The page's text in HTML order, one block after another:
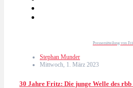
Pressemitteilung von
Stephan Munder
Mittwoch, 1. März 2023
30 Jahre Fritz: Die junge Welle des